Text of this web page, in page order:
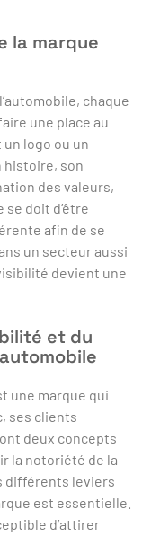
la marque
chaque
une place au
un logo ou un
histoire, son
des valeurs,
doit d’être
afin de se
un secteur aussi
devient une
et du
une marque qui
ses clients
deux concepts
la notoriété de la
différents leviers
est essentielle.
d’attirer